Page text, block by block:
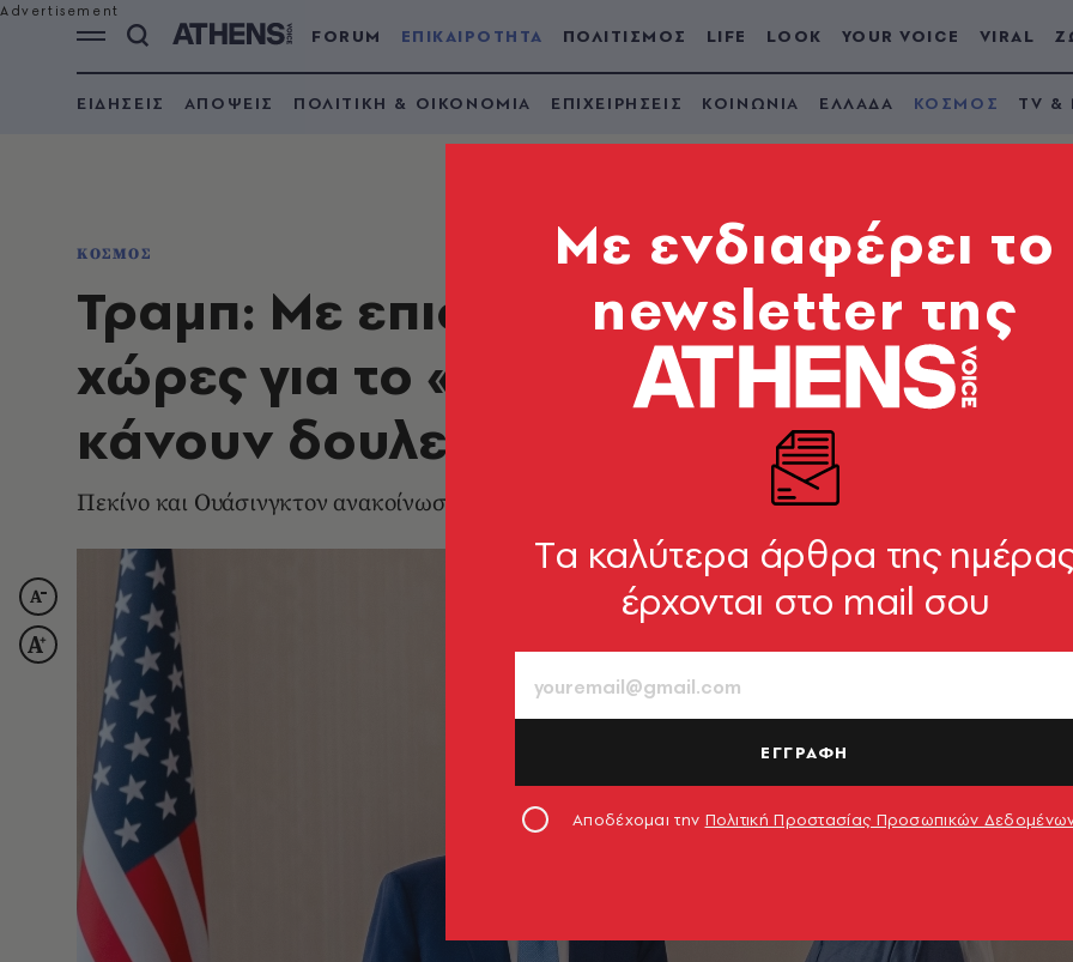
FORUM ΕΠΙΚΑΙΡΟΤΗΤΑ ΠΟΛΙΤΙΣΜΟΣ LIFE LOOK YOUR VOICE VIRAL
ΕΙΔΗΣΕΙΣ ΑΠΟΨΕΙΣ ΠΟΛΙΤΙΚΗ & ΟΙΚΟΝΟΜΙΑ ΕΠΙΧΕΙΡΗΣΕΙΣ ΚΟΙΝΩΝΙΑ ΕΛΛΑΔΑ ΚΟΣΜΟΣ TV &
ΚΟΣΜΟΣ
Τραμπ: Με επιστολές θα
χώρες για το «τι θα πληρώσουν για
κάνουν δουλειές με τις ΗΠΑ»
Πεκίνο και Ουάσινγκτον ανακοίνωσαν την Δευτέρα μια «εκεχειρία» στον εμπορικό τους πόλεμο
Mε ενδιαφέρει το
newsletter της
Tα καλύτερα άρθρα της
έρχονται στο mail σου
ΕΓΓΡΑΦΗ
Αποδέχομαι την Πολιτική Προστασίας Προσωπικών